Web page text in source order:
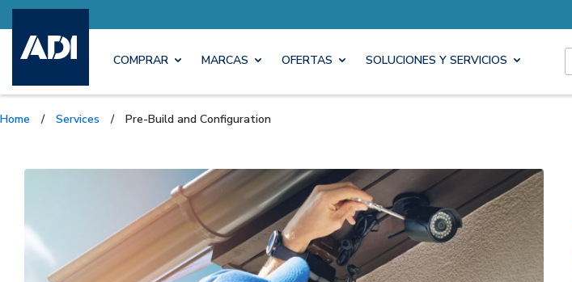
COMPRAR MARCAS OFERTAS SOLUCIONES Y SERVICIOS
Home / Services / Pre-Build and Configuration